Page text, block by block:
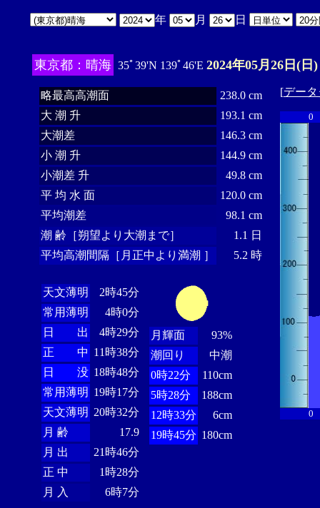
年 月 日
東京都：晴海 35ﾟ39'N 139ﾟ46'E 2024年05月26日(日)
略最高高潮面
238.0 cm
大 潮 升
193.1 cm
大潮差
146.3 cm
小 潮 升
144.9 cm
小潮差 升
49.8 cm
平 均 水 面
120.0 cm
平均潮差
98.1 cm
潮 齢［朔望より大潮まで］
1.1 日
平均高潮間隔［月正中より満潮 ］
5.2 時
天文薄明
2時45分
常用薄明
4時0分
日 出
4時29分
正 中 11時38分
日 没 18時48分
常用薄明 19時17分
天文薄明 20時32分
月 齢
17.9
月 出
21時46分
正 中
1時28分
月 入
6時7分
月輝面
93%
潮回り
中潮
0時22分
110cm
5時28分
188cm
12時33分
6cm
19時45分 180cm
[デー
0
0